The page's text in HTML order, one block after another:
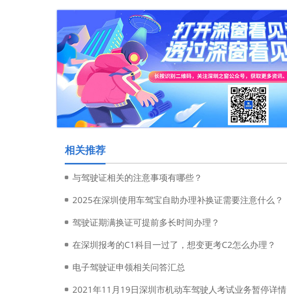
相关推荐
与驾驶证相关的注意事项有哪些？
2025在深圳使用车驾宝自助办理补换证需要注意什么？
驾驶证期满换证可提前多长时间办理？
在深圳报考的C1科目一过了，想变更考C2怎么办理？
电子驾驶证申领相关问答汇总
2021年11月19日深圳市机动车驾驶人考试业务暂停详情